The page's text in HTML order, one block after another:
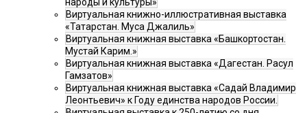
народы и культуры»
Виртуальная книжно-иллюстративная выставка
«Татарстан. Муса Джалиль»
Виртуальная книжная выставка «Башкортостан.
Мустай Карим.»
Виртуальная книжная выставка «Дагестан. Расул
Гамзатов»
Виртуальная книжная выставка «Садай Владимир
Леонтьевич» к Году единства народов России.